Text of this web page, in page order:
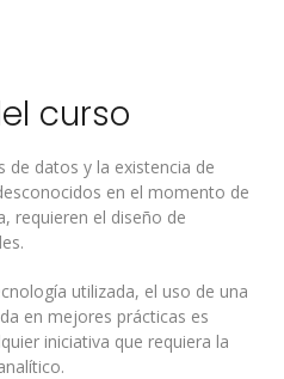
curso
de datos y la existencia de
en el momento de
requieren el diseño de
utilizada, el uso de una
en mejores prácticas es
iniciativa que requiera la